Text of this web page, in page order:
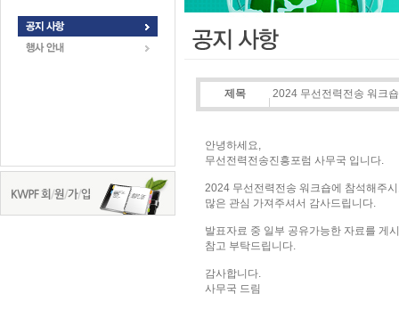
제목 2024 무선전력전송 워크
안녕하세요,
무선전력전송진흥포럼 사무국 입니다.
2024 무선전력전송 워크숍에 참석해주
많은 관심 가져주셔서 감사드립니다.
발표자료 중 일부 공유가능한 자료를 게
참고 부탁드립니다.
감사합니다.
사무국 드림